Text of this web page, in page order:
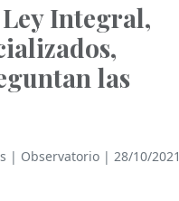
Integral,
las
| Observatorio | 28/10/2021